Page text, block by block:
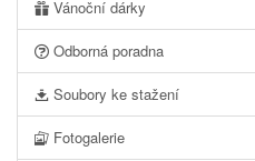
Vánoční dárky
Odborná poradna
Soubory ke stažení
Fotogalerie